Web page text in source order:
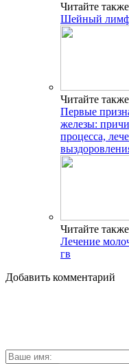
Читайте
Шейный
Читайте
Первые
железы:
процесса,
Читайте
Лечение
гв
Добавить комментарий